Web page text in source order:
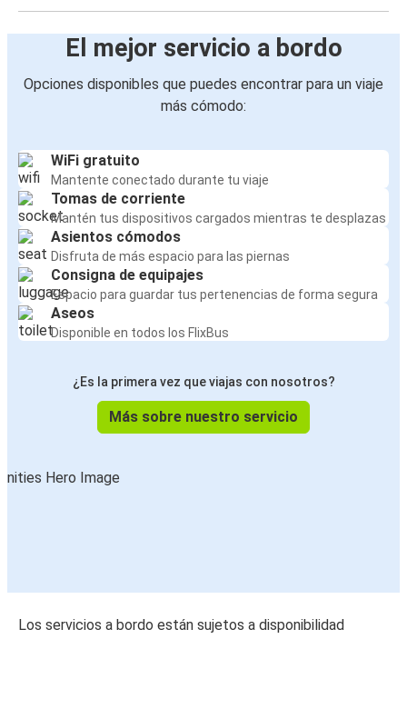
El mejor servicio a bordo
Opciones disponibles que puedes encontrar para un viaje
más cómodo:
WiFi gratuito
Mantente conectado durante tu viaje
Tomas de corriente
Mantén tus dispositivos cargados mientras te desplazas
Asientos cómodos
Disfruta de más espacio para las piernas
Consigna de equipajes
Espacio para guardar tus pertenencias de forma segura
Aseos
Disponible en todos los FlixBus
¿Es la primera vez que viajas con nosotros?
Más sobre nuestro servicio
Los servicios a bordo están sujetos a disponibilidad